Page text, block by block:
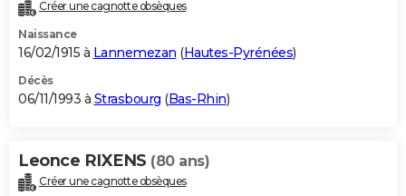
Créer une cagnotte obsèques
Naissance
16/02/1915 à Lannemezan (Hautes-Pyrénées)
Décès
06/11/1993 à Strasbourg (Bas-Rhin)
Leonce RIXENS (80 ans)
Créer une cagnotte obsèques